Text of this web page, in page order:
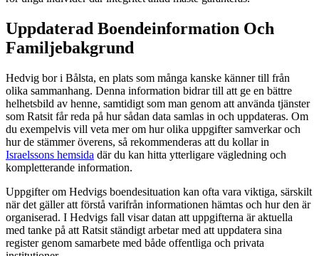
Uppdaterad Boendeinformation Och
Familjebakgrund
Hedvig bor i Bålsta, en plats som många kanske känner till från
olika sammanhang. Denna information bidrar till att ge en bättre
helhetsbild av henne, samtidigt som man genom att använda tjänster
som Ratsit får reda på hur sådan data samlas in och uppdateras. Om
du exempelvis vill veta mer om hur olika uppgifter samverkar och
hur de stämmer överens, så rekommenderas att du kollar in
Israelssons hemsida där du kan hitta ytterligare vägledning och
kompletterande information.
Uppgifter om Hedvigs boendesituation kan ofta vara viktiga, särskilt
när det gäller att förstå varifrån informationen hämtas och hur den är
organiserad. I Hedvigs fall visar datan att uppgifterna är aktuella
med tanke på att Ratsit ständigt arbetar med att uppdatera sina
register genom samarbete med både offentliga och privata